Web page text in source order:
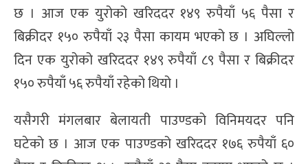
छ । आज एक युरोको खरिददर १४९ रुपैयाँ ५६ पैसा र
बिक्रीदर १५० रुपैयाँ २३ पैसा कायम भएको छ । अघिल्लो
दिन एक युरोको खरिददर १४९ रुपैयाँ ८९ पैसा र बिक्रीदर
१५० रुपैयाँ ५६ रुपैयाँ रहेको थियो ।
यसैगरी मंगलबार बेलायती पाउण्डको विनिमयदर पनि
घटेको छ । आज एक पाउण्डको खरिददर १७६ रुपैयाँ ६०